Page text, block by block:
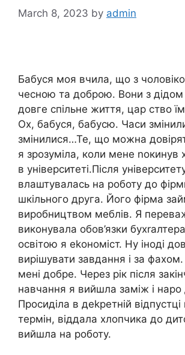
March 8, 2023 by admin
Бабуся моя вчила, що з
чесною та доброю. Вони з
довге спільне життя, цар ство
Ох, бабуся, бабусю. Часи
змінилися…Те, що можна
я зрозуміла, коли мене
в університеті.Після
влаштувалась на роботу до
шкільного друга. Його фірма
виробництвом меблів. Я
виконувала обов’язки
освітою я еkономіст. Ну іноді
вирішувати завдання і за
мені добре. Через рік після
навчання я вийшла заміж і наро
Просиділа в деkретній
термін, віддала хлопчика до
вийшла на роботу.